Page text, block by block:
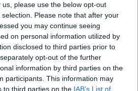
please use the below opt-out
Please note that after your
you may continue seeing
on personal information utilized by
disclosed to third parties prior to
opt-out of the further
information by third parties on the
participants. This information may
to third parties on the IAB’s List of
– sedano
MERLOT
CENTRALE BIANCO
ROSSO